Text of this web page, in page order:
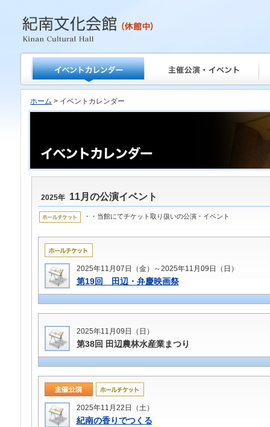
紀南文化会館
ホーム > イベントカレンダー
2025年 11月の公演イベント
・・当館にてチケット取り扱いの公演・イベント
2025年11月07日（金）～2025年11月09日（日）
第19回 田辺・弁慶映画祭
2025年11月09日（日）
第38回 田辺農林水産業まつり
2025年11月22日（土）
紀南の香りでつくる